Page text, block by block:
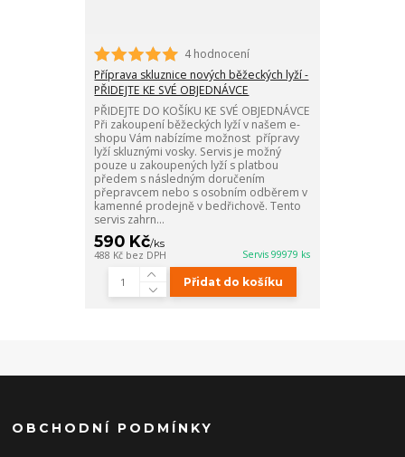
4 hodnocení
Příprava skluznice nových běžeckých lyží -
PŘIDEJTE KE SVÉ OBJEDNÁVCE
PŘIDEJTE DO KOŠÍKU KE SVÉ OBJEDNÁVCE
Při zakoupení běžeckých lyží v našem e-
shopu Vám nabízíme možnost přípravy
lyží skluznými vosky. Servis je možný
pouze u zakoupených lyží s platbou
předem s následným doručením
přepravcem nebo s osobním odběrem v
kamenné prodejně v bedřichově. Tento
servis zahrn...
590 Kč/ks
488 Kč bez DPH Servis 99979 ks
Přidat do košíku
OBCHODNÍ PODMÍNKY